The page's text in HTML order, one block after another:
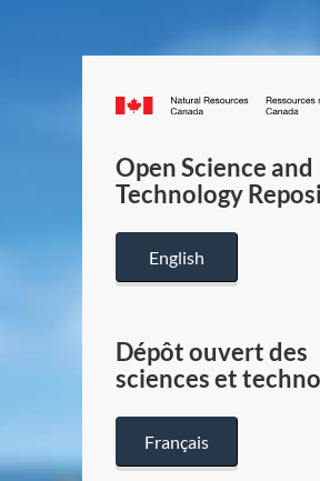
Canada.ca
Open Science and
Technology
English
Dépôt ouvert des
sciences et
Français